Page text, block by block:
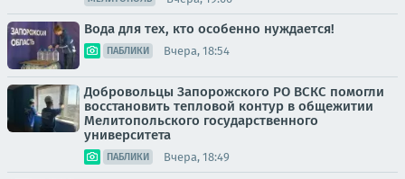
Вода для тех, кто особенно нуждается!
ПАБЛИКИ Вчера, 18:54
Добровольцы Запорожского РО ВСКС помогли
восстановить тепловой контур в общежитии
Мелитопольского государственного
университета
ПАБЛИКИ Вчера, 18:49